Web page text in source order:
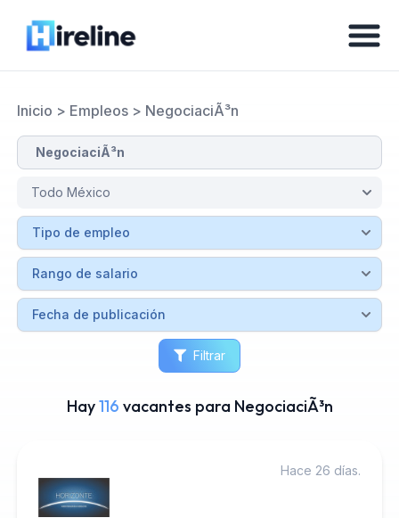
Inicio > Empleos> NegociaciÃ³n
Filtrar
Hay116 vacantes para NegociaciÃ³n
Hace 26 días.